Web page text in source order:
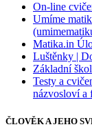
On-line
Umíme
Matika.in
Luštěnky |
Základní
Testy a
názvosloví a
ČLOVĚK A JEHO